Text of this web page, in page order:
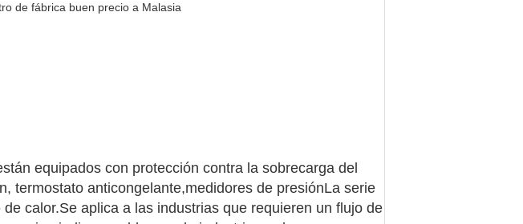
de fábrica buen precio a Malasia
equipados con protección contra la sobrecarga del
termostato anticongelante,medidores de presiónLa serie
calor.Se aplica a las industrias que requieren un flujo de